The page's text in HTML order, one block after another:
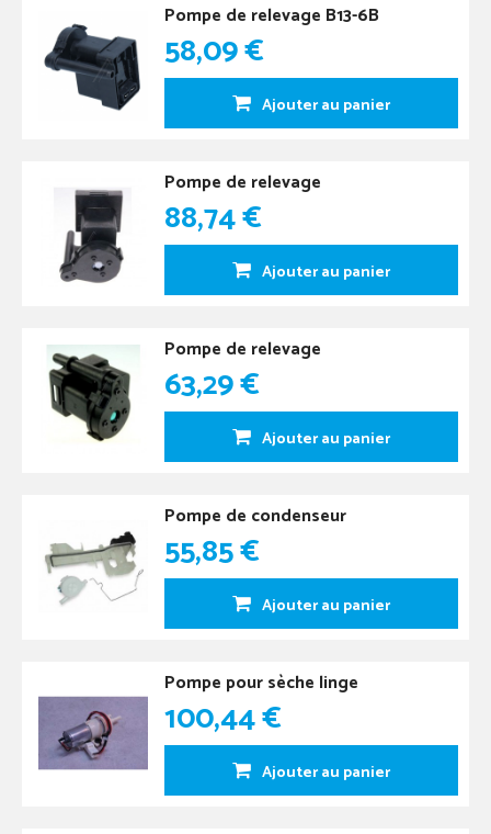
Pompe de relevage B13-6B
58,09 €
Ajouter au panier
Pompe de relevage
88,74 €
Ajouter au panier
Pompe de relevage
63,29 €
Ajouter au panier
Pompe de condenseur
55,85 €
Ajouter au panier
Pompe pour sèche linge
100,44 €
Ajouter au panier